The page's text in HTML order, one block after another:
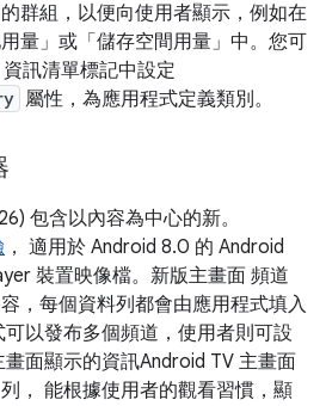
群組，以便向使用者顯示，例如在
量」或「儲存空間用量」中。您可
資訊清單標記中設定
屬性，為應用程式定義類別。
包含以內容為中心的新。
， 適用於 Android 8.0 的 Android
裝置映像檔。新版主畫面 頻道
，每個資料列都會由應用程式填入
以發布多個頻道，使用者則可設
面顯示的資訊Android TV 主畫面
， 能根據使用者的觀看習慣，顯